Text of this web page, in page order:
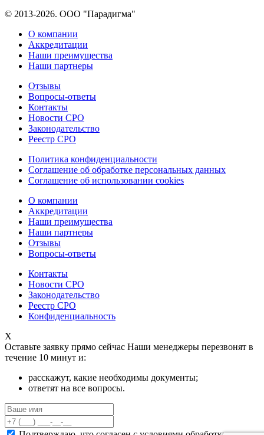
© 2013-2026. ООО "Парадигма"
О компании
Аккредитации
Наши преимущества
Наши партнеры
Отзывы
Вопросы-ответы
Контакты
Новости СРО
Законодательство
Реестр СРО
Политика конфиденциальности
Соглашение об обработке персональных данных
Соглашение об использовании cookies
О компании
Аккредитации
Наши преимущества
Наши партнеры
Отзывы
Вопросы-ответы
Контакты
Новости СРО
Законодательство
Реестр СРО
Конфиденциальность
X
Оставьте заявку прямо сейчас Наши менеджеры перезвонят в
течение 10 минут и:
расскажут, какие необходимы документы;
ответят на все вопросы.